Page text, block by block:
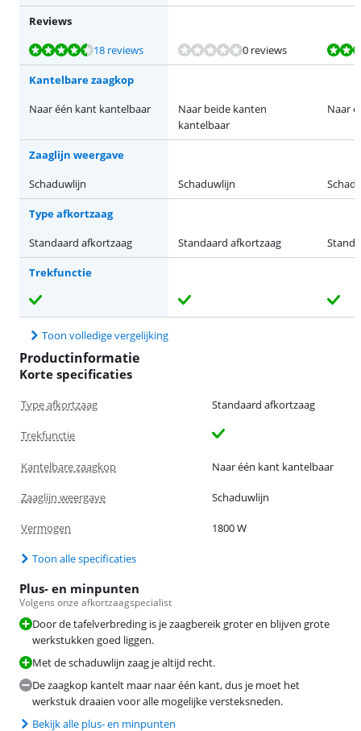
Reviews
Beoordeling is 9,0 van de 10, gebaseerd op 18 reviews.
18 reviews 0 reviews
Beoordeling is 9,2 van de 10, gebaseerd op 133 reviews.
Beoordeling is 8,3 van de 10, gebaseerd op 2 reviews.
Kantelbare zaagkop
Naar één kant kantelbaar
Naar beide kanten
kantelbaar
Naar
Zaaglijn weergave
Schaduwlijn
Schaduwlijn
Type afkortzaag
Standaard afkortzaag
Standaard afkortzaag
Trekfunctie
Toon volledige vergelijking
Productinformatie
Korte specificaties
Type afkortzaag Standaard afkortzaag
Trekfunctie
Kantelbare zaagkop Naar één kant kantelbaar
Zaaglijn weergave Schaduwlijn
Vermogen 1800 W
Toon alle specificaties
Plus- en minpunten
Volgens onze afkortzaagspecialist
Door de tafelverbreding is je zaagbereik groter en blijven grote
werkstukken goed liggen.
Met de schaduwlijn zaag je altijd recht.
De zaagkop kantelt maar naar één kant, dus je moet het
werkstuk draaien voor alle mogelijke versteksneden.
Bekijk alle plus- en minpunten